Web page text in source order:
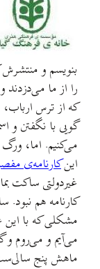
بنویسم و
را از ما می‌دزدند
که از ترس ارباب،
گویی با نگفتن و
می‌کنیم. اما،
اینکارنامه‌ی
غیردولتی ساکت
کارنامه هم
مشکلی که با این
می‌آیم و می‌روم و
ماهش پنج